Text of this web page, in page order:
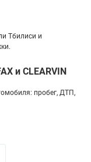
Тбилиси и
и CLEARVIN
пробег, ДТП,